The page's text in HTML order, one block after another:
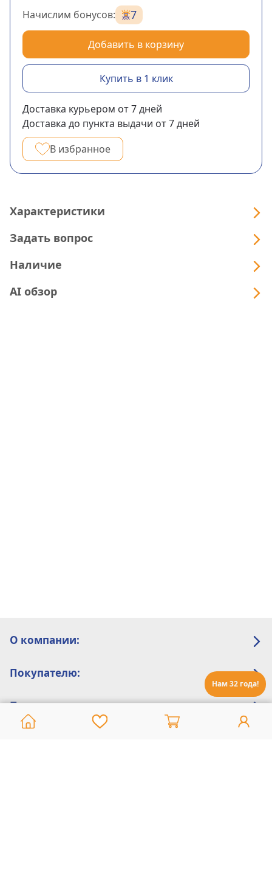
Нам 32 года!
Начислим бонусов: 7
Добавить в корзину
Купить в 1 клик
Доставка курьером от 7дней
Доставка до пункта выдачи от 7дней
В избранное
Характеристики
Задать вопрос
Наличие
AI обзор
О компании:
Покупателю:
Помощь: